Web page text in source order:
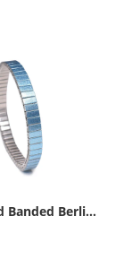
Armband Banded Berlin Simpliciti...